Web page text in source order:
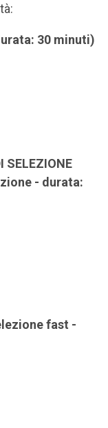
30 minuti)
SELEZIONE
- durata:
fast -